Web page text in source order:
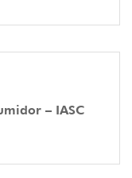
– IASC